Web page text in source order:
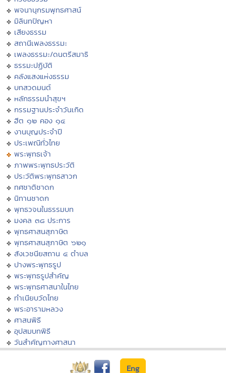
พจนานุกรมพุทธศาสน์
มิลินทปัญหา
เสียงธรรม
สถานีเพลงธรรมะ
เพลงธรรมะ/ดนตรีสมาธิ
ธรรมะปฏิบัติ
คลังแสงแห่งธรรม
บทสวดมนต์
หลักธรรมนำสุขฯ
กรรมฐานประจำวันเกิด
ฮีต ๑๒ คอง ๑๔
งานบุญประจำปี
ประเพณีทั่วไทย
พระพุทธเจ้า
ภาพพระพุทธประวัติ
ประวัติพระพุทธสาวก
ทศชาติชาดก
นิทานชาดก
พุทธวจนในธรรมบท
มงคล ๓๘ ประการ
พุทธศาสนสุภาษิต
พุทธศาสนสุภาษิต ๖๒๑
สังเวชนียสถาน ๔ ตำบล
ปางพระพุทธรูป
พระพุทธรูปสำคัญ
พระพุทธศาสนาในไทย
ทำเนียบวัดไทย
พระอารามหลวง
ศาสนพิธี
อุปสมบทพิธี
วันสำคัญทางศาสนา
Eng